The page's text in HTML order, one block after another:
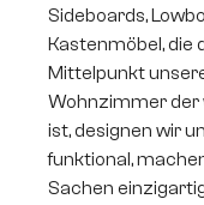
Sideboards,
Kastenmöbel, die
Mittelpunkt
Wohnzimmer der
ist, designen wir
funktional,
Sachen